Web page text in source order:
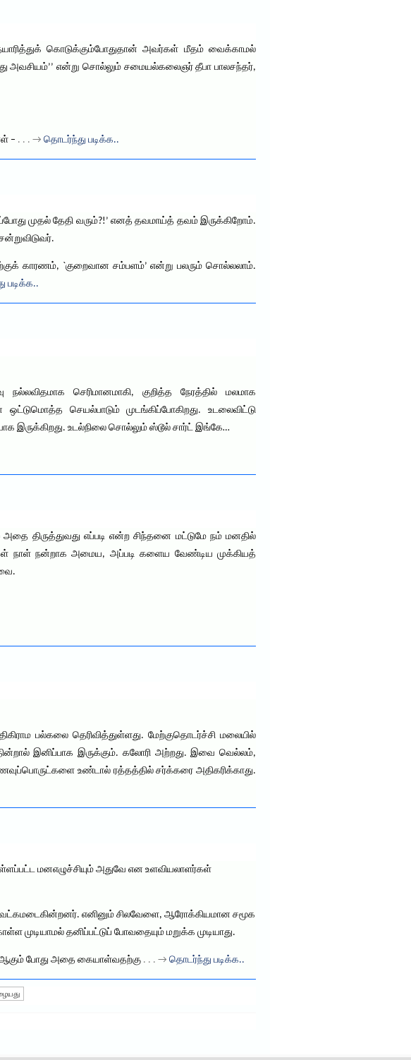
கொடுக்கும்போதுதான் அவர்கள் மீதம் வைக்காமல்
அவசியம்’’ என்று சொல்லும் சமையல்கலைஞர் தீபா பாலசந்தர்,
– . . . → தொடர்ந்து படிக்க..
முதல் தேதி வரும்?!’ எனத் தவமாய்த் தவம் இருக்கிறோம்.
காரணம், `குறைவான சம்பளம்’ என்று பலரும் சொல்லலாம்.
படிக்க..
செரிமானமாகி, குறித்த நேரத்தில் மலமாக
செயல்பாடும் முடங்கிப்போகிறது. உடலைவிட்டு
இருக்கிறது. உடல்நிலை சொல்லும் ஸ்டூல் சார்ட் இங்கே…
திருத்துவது எப்படி என்ற சிந்தனை மட்டுமே நம் மனதில்
நாள் நன்றாக அமைய, அப்படி களைய வேண்டிய முக்கியத்
பல்கலை தெரிவித்துள்ளது. மேற்குதொடர்ச்சி மலையில்
இனிப்பாக இருக்கும். கலோரி அற்றது. இவை வெல்லம்,
உண்டால் ரத்தத்தில் சர்க்கரை அதிகரிக்காது.
மனஎழுச்சியும் அதுவே என உளவியலாளர்கள்
எனினும் சிலவேளை, ஆரோக்கியமான சமூக
முடியாமல் தனிப்பட்டுப் போவதையும் மறுக்க முடியாது.
ஆகும் போது அதை கையாள்வதற்கு . . . → தொடர்ந்து படிக்க..